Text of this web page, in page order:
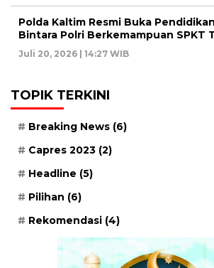
Polda Kaltim Resmi Buka
Bintara Polri Berkemampuan SPKT
Juli 20, 2026 | 14:27 WIB
TOPIK TERKINI
Breaking News (6)
Capres 2023 (2)
Headline (5)
Pilihan (6)
Rekomendasi (4)